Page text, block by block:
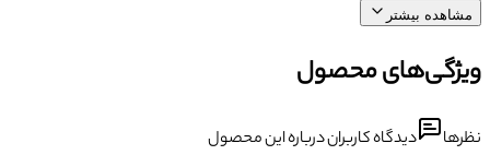
بیشتر
محصول
دیدگاه کاربران درباره این محصول